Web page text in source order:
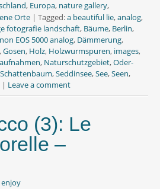
, Europa, nature gallery,
Orte | Tagged:a beautiful lie,analog,
fotografie landschaft, Bäume, Berlin,
EOS 5000 analog, Dämmerung,
,Gosen, Holz, Holzwurmspuren, images,
, Naturschutzgebiet,Oder-
Schattenbaum,Seddinsee,See,Seen,
| Leave a comment
(3): Le
–
enjoy